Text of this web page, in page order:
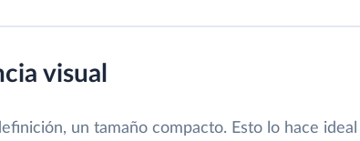
visual
un tamaño compacto. Esto lo hace ideal